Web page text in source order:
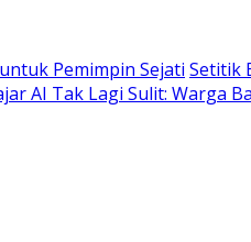
Pemimpin Sejati Setitik
AI Tak Lagi Sulit: Warga